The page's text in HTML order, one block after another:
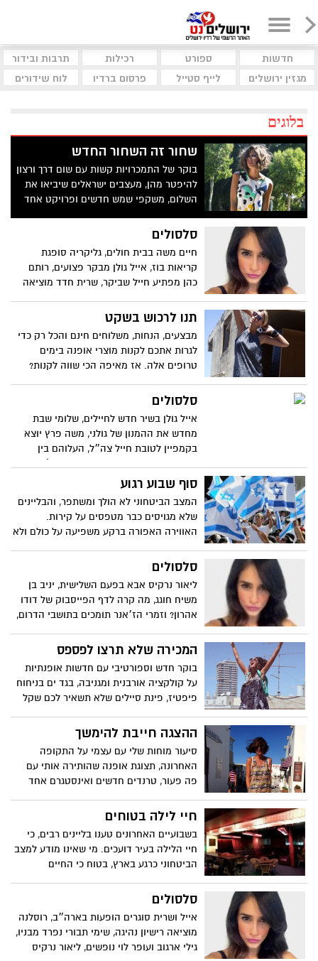
חדשות ספורט רכילות
תרבות ובידור
מגזין ירושלים
לייף סטייל פרסום ברדיו לוח שידורים
בלוגים
שחור זה השחור החדש
בוקר של התמכרויות קשות עם שום דרך ורצון
להיפטר מהן, מעצבים ישראלים שיביאו את
השלום, משקפי שמש חדשים ופרויקט אחד
סלסולים
חיים משה בבית חולים, גליקריה סופגת
קריאות בוז, אייל גולן מבקר פצועים, רותם
כהן מפתיע חייל שביקר, שרית חדד מוציאה
תנו לרכוש בשקט
מבצעים, הנחות, משלוחים חינם והכל רק כדי
לגרות אתכם לקנות מוצרי אופנה בימים
טרופים אלה. אז מאיפה הכי שווה לקנות?
כחול-לבן
סלסולים
אייל גולן בשיר חדש לחיילים, שלומי שבת
מחדש את ההמנון של גולני, משה פרץ יוצא
בקמפיין לטובת חייל צה״ל, העלוהם בין
השמאל לימין מתגבר וכבוד לזמרי הז׳אנר
סוף שבוע רגוע
המצב הביטחוני לא הולך ומשתפר, והבליינים
שלא מגויסים כבר מטפסים על קירות.
האווירה האפורה ברקע משפיעה על כולם ולא
מתמודדים עם שגרת מציאות שכזו? ומהי
בעקבות המצב?
סלסולים
ליאור נרקיס אבא בפעם השלישית, יניב בן
משיח חוגג, מה קרה לדף הפייסבוק של דודו
אהרון? וזמרי הז׳אנר תומכים בתושבי הדרום,
המכירה שלא תרצו לפספס
בוקר חדש וספורטיבי עם חדשות אופנתיות
על קולקציה אורבנית ומגניבה, בגד ים בניחוח
פיפטיז, פינת סיילים שלא תשאיר לכם שקל
מחדש ומכירה אחת שממש לא תרצו לפספס.
ההצגה חייבת להימשך
סיעור מוחות שלי עם עצמי על התקופה
האחרונה, תצוגת אופנה שהותירה אותי עם
פה פעור, טרנדים חדשים ואינסטגרם אחד
חיי לילה בטוחים
בשבועיים האחרונים טענו בליינים רבים, כי
חיי הלילה בעיר דועכים. מי שאינו מודע למצב
הביטחוני כרגע בארץ, בטוח כי החיים
המתח והחרדה- אך מקומות בילוי רבים
לכם התשובות לחיי הלילה בירושלים
שמתקיימים במתכונת זהירה
סלסולים
אייל ושרית סוגרים הופעות בארה״ב, רוסלנה
מוציאה רישיון נהיגה, שימי תבורי נפרד מבניו,
גילי ארגוב ועופר לוי נופשים, ליאור נרקיס